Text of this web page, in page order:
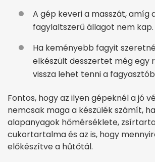
A gép keveri a masszát, amíg
fagylaltszerű állagot nem kap.
Ha keményebb fagyit
elkészült desszertet még egy
vissza lehet tenni a
Fontos, hogy az ilyen gépeknél a jó
nemcsak maga a készülék számít,
alapanyagok hőmérséklete,
cukortartalma és az is, hogy
előkészítve a hűtőtál.